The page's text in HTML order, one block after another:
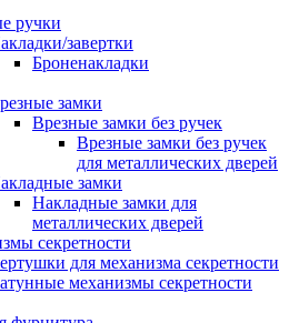
ручки
завертки
Броненакладки
замки
Врезные замки без ручек
Врезные замки без ручек
для металлических дверей
замки
Накладные замки для
металлических дверей
секретности
для механизма секретности
механизмы секретности